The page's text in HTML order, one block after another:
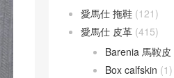
愛馬仕 拖鞋 (121)
愛馬仕 皮革 (415)
Barenia 馬鞍皮
Box calfskin (1)